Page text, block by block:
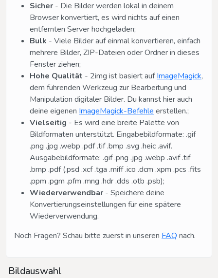
Sicher - Die Bilder werden lokal in deinem
Browser konvertiert, es wird nichts auf einen
entfernten Server hochgeladen;
Bulk - Viele Bilder auf einmal konvertieren, einfach
mehrere Bilder, ZIP-Dateien oder Ordner in dieses
Fenster ziehen;
Hohe Qualität - 2img ist basiert aufImageMagick,
dem führenden Werkzeug zur Bearbeitung und
Manipulation digitaler Bilder. Du kannst hier auch
deine eigenen ImageMagick-Befehle erstellen.;
Vielseitig - Es wird eine breite Palette von
Bildformaten unterstützt. Eingabebildformate: .gif
.png .jpg .webp .pdf .tif .bmp .svg .heic .avif.
Ausgabebildformate: .gif .png .jpg .webp .avif .tif
.bmp .pdf (.psd .xcf .tga .miff .ico .dcm .xpm .pcs .fits
.ppm .pgm .pfm .mng .hdr .dds .otb .psb);
Wiederverwendbar - Speichere deine
Konvertierungseinstellungen für eine spätere
Wiederverwendung.
Noch Fragen? Schau bitte zuerst in unseren FAQ nach.
Bildauswahl